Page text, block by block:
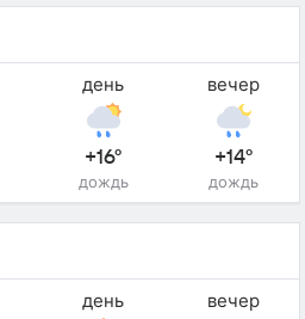
день
+16°
дождь
вечер
+14°
дождь
день вечер